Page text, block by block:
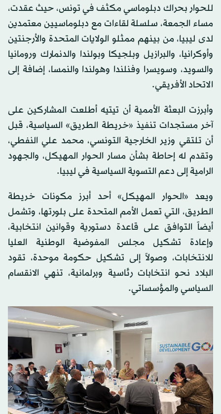
للحوار بحراك دبلوماسي مكثف في تونس، حيث عقدت،
مساء الجمعة، سلسلة لقاءات مع دبلوماسيين معتمدين
لدى ليبيا، من بينهم ممثلو الولايات المتحدة والأرجنتين
وأوكرانيا، والبرازيل وبلجيكا وبولندا والدنمارك ورومانيا
والسويد، وسويسرا وفنلندا وهولندا والنمسا، إضافة إلى
الاتحاد الأفريقي.
وأبرزت البعثة الأممية أن تيتيه أطلعت المشاركين على
آخر مستجدات تنفيذ «خريطة الطريق» السياسية، قبل
أن تلتقي وزير الخارجية التونسي، محمد علي النفطي،
وتقدم له إحاطة بشأن مسار الحوار المهيكل، والجهود
الرامية إلى دعم التسوية السياسية في ليبيا.
ويعد «الحوار المهيكل» أحد أبرز مكونات خريطة
الطريق، التي تعمل الأمم المتحدة على بلورتها، وتشمل
أيضاً التوافق على قاعدة دستورية وقوانين انتخابية،
وإعادة تشكيل مجلس المفوضية الوطنية العليا
للانتخابات، وصولاً إلى تشكيل حكومة موحدة، تقود
البلاد نحو انتخابات رئاسية وبرلمانية، تنهي الانقسام
السياسي والمؤسساتي.